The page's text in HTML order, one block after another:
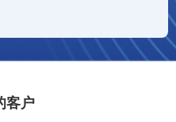
客户